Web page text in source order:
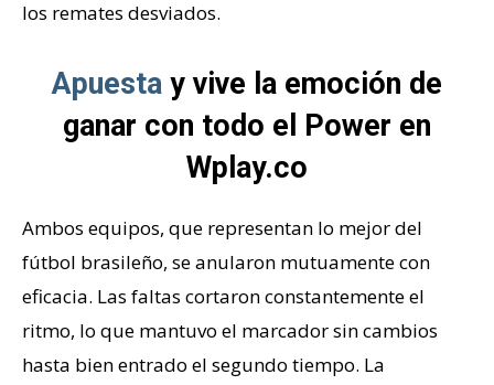
los remates desviados.
Apuesta y vive la emoción de
ganar con todo el Power en
Wplay.co
Ambos equipos, que representan lo mejor del
fútbol brasileño, se anularon mutuamente con
eficacia. Las faltas cortaron constantemente el
ritmo, lo que mantuvo el marcador sin cambios
hasta bien entrado el segundo tiempo. La